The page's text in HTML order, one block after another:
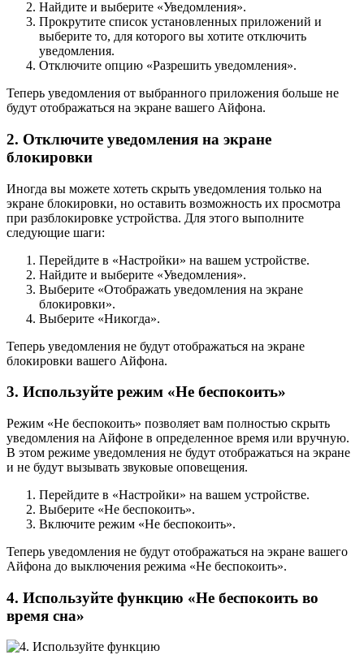
Найдите и выберите «Уведомления».
Прокрутите список установленных приложений и
выберите то, для которого вы хотите отключить
уведомления.
Отключите опцию «Разрешить уведомления».
Теперь уведомления от выбранного приложения больше не
будут отображаться на экране вашего Айфона.
2. Отключите уведомления на экране
блокировки
Иногда вы можете хотеть скрыть уведомления только на
экране блокировки, но оставить возможность их просмотра
при разблокировке устройства. Для этого выполните
следующие шаги:
Перейдите в «Настройки» на вашем устройстве.
Найдите и выберите «Уведомления».
Выберите «Отображать уведомления на экране
блокировки».
Выберите «Никогда».
Теперь уведомления не будут отображаться на экране
блокировки вашего Айфона.
3. Используйте режим «Не беспокоить»
Режим «Не беспокоить» позволяет вам полностью скрыть
уведомления на Айфоне в определенное время или вручную.
В этом режиме уведомления не будут отображаться на экране
и не будут вызывать звуковые оповещения.
Перейдите в «Настройки» на вашем устройстве.
Выберите «Не беспокоить».
Включите режим «Не беспокоить».
Теперь уведомления не будут отображаться на экране вашего
Айфона до выключения режима «Не беспокоить».
4. Используйте функцию «Не беспокоить во
время сна»